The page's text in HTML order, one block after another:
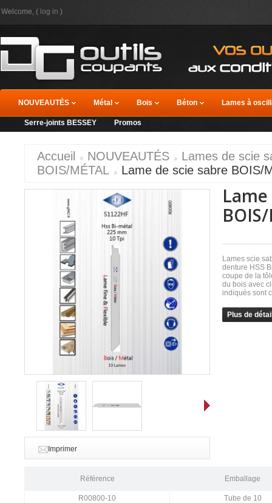
NOUVEAUTÉS Métal Bois Béton Lames à
Serre-joints BESSEY Promos
Welcome, ( log in )
Accueil NOUVEAUTÉS
Lames de scie
BOIS/MÉTAL
Lame de scie sabre BOIS/
Imprimer
Lames scie
denture HSS
coupe de la
du bois avec
indiqués sont
Plus de
Référence Emballage
R00800-10 Tube de 10